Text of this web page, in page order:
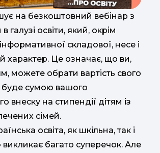
на безкоштовний вебінар з
галузі освіти, який, окрім
складової, несе і
характер. Це означає, що ви,
можете обрати вартість свого
буде сумою вашого
внеску на стипендії дітям із
сімей.
освіта, як шкільна, так і
багато суперечок. Але